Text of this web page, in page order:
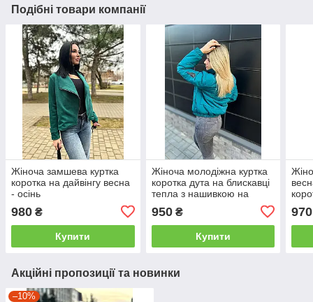
Подібні товари компанії
Жіноча замшева куртка
коротка на дайвінгу весна
- осінь
980 ₴
Купити
Жіноча молодіжна куртка
коротка дута на блискавці
тепла з нашивкою на
950₴
Купити
970
Акційні пропозиції та новинки
–10%